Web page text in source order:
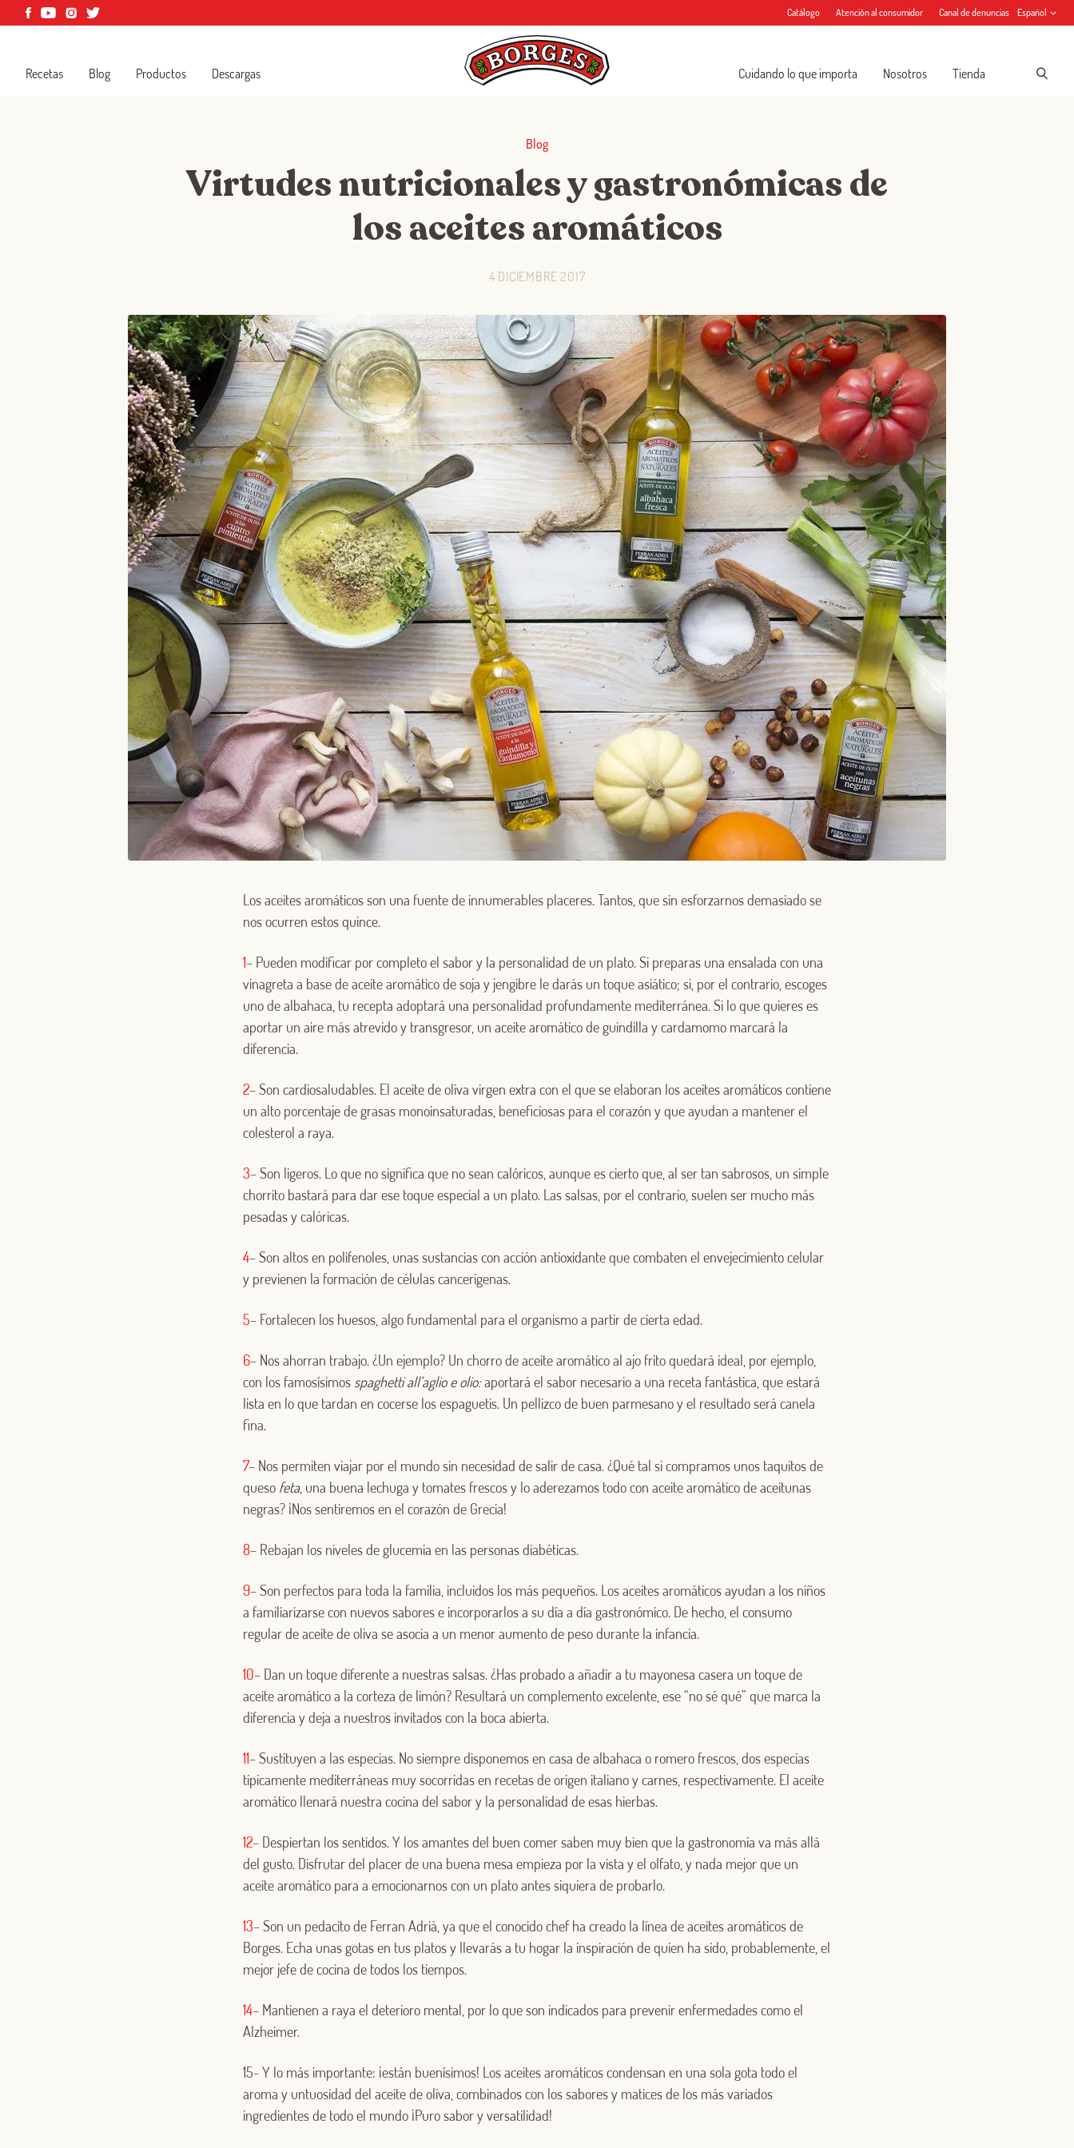
Catálogo Atención al consumidor Canal de denuncias Español
Recetas Blog Productos Descargas Cuidando lo que importa Nosotros Tienda
Blog
Virtudes nutricionales y gastronómicas de
los aceites aromáticos
4 DICIEMBRE 2017
Los aceites aromáticos son una fuente de innumerables placeres. Tantos, que sin esforzarnos demasiado se
nos ocurren estos quince.
1– Pueden modificar por completo el sabor y la personalidad de un plato. Si preparas una ensalada con una
vinagreta a base de aceite aromático de soja y jengibre le darás un toque asiático; si, por el contrario, escoges
uno de albahaca, tu recepta adoptará una personalidad profundamente mediterránea. Si lo que quieres es
aportar un aire más atrevido y transgresor, un aceite aromático de guindilla y cardamomo marcará la
diferencia.
2– Son cardiosaludables. El aceite de oliva virgen extra con el que se elaboran los aceites aromáticos contiene
un alto porcentaje de grasas monoinsaturadas, beneficiosas para el corazón y que ayudan a mantener el
colesterol a raya.
3– Son ligeros. Lo que no significa que no sean calóricos, aunque es cierto que, al ser tan sabrosos, un simple
chorrito bastará para dar ese toque especial a un plato. Las salsas, por el contrario, suelen ser mucho más
pesadas y calóricas.
4– Son altos en polifenoles, unas sustancias con acción antioxidante que combaten el envejecimiento celular
y previenen la formación de células cancerígenas.
5– Fortalecen los huesos, algo fundamental para el organismo a partir de cierta edad.
6– Nos ahorran trabajo. ¿Un ejemplo? Un chorro de aceite aromático al ajo frito quedará ideal, por ejemplo,
con los famosísimos spaghetti all’aglio e olio:aportará el sabor necesario a una receta fantástica, que estará
lista en lo que tardan en cocerse los espaguetis. Un pellizco de buen parmesano y el resultado será canela
fina.
7– Nos permiten viajar por el mundo sin necesidad de salir de casa. ¿Qué tal si compramos unos taquitos de
queso feta, una buena lechuga y tomates frescos y lo aderezamos todo con aceite aromático de aceitunas
negras? ¡Nos sentiremos en el corazón de Grecia!
8– Rebajan los niveles de glucemia en las personas diabéticas.
9– Son perfectos para toda la familia, incluidos los más pequeños. Los aceites aromáticos ayudan a los niños
a familiarizarse con nuevos sabores e incorporarlos a su día a día gastronómico. De hecho, el consumo
regular de aceite de oliva se asocia a un menor aumento de peso durante la infancia.
10– Dan un toque diferente a nuestras salsas. ¿Has probado a añadir a tu mayonesa casera un toque de
aceite aromático a la corteza de limón? Resultará un complemento excelente, ese “no sé qué” que marca la
diferencia y deja a nuestros invitados con la boca abierta.
11– Sustituyen a las especias. No siempre disponemos en casa de albahaca o romero frescos, dos especias
típicamente mediterráneas muy socorridas en recetas de origen italiano y carnes, respectivamente. El aceite
aromático llenará nuestra cocina del sabor y la personalidad de esas hierbas.
12– Despiertan los sentidos. Y los amantes del buen comer saben muy bien que la gastronomía va más allá
del gusto. Disfrutar del placer de una buena mesa empieza por la vista y el olfato, y nada mejor que un
aceite aromático para a emocionarnos con un plato antes siquiera de probarlo.
13– Son un pedacito de Ferran Adrià, ya que el conocido chef ha creado la línea de aceites aromáticos de
Borges. Echa unas gotas en tus platos y llevarás a tu hogar la inspiración de quien ha sido, probablemente, el
mejor jefe de cocina de todos los tiempos.
14– Mantienen a raya el deterioro mental, por lo que son indicados para prevenir enfermedades como el
Alzheimer.
15- Y lo más importante: ¡están buenísimos! Los aceites aromáticos condensan en una sola gota todo el
aroma y untuosidad del aceite de oliva, combinados con los sabores y matices de los más variados
ingredientes de todo el mundo ¡Puro sabor y versatilidad!
Log in with Google
O CON TU DIRECCIÓN DE CORREO ELECTRÓNICO
Iniciar sesión